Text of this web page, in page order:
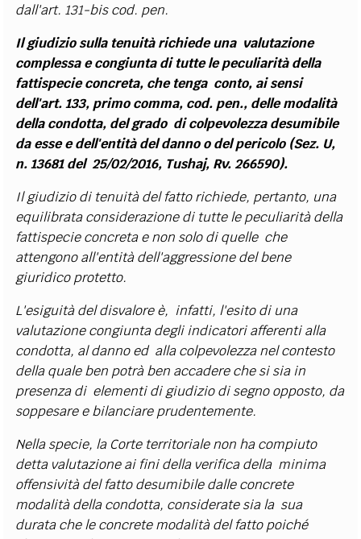
dall'art. 131-bis cod. pen.
Il giudizio sulla tenuità richiede una valutazione
complessa e congiunta di tutte le peculiarità della
fattispecie concreta, che tenga conto, ai sensi
dell'art. 133, primo comma, cod. pen., delle modalità
della condotta, del grado di colpevolezza desumibile
da esse e dell'entità del danno o del pericolo (Sez. U,
n. 13681 del 25/02/2016, Tushaj, Rv. 266590).
Il giudizio di tenuità del fatto richiede, pertanto, una
equilibrata considerazione di tutte le peculiarità della
fattispecie concreta e non solo di quelle che
attengono all'entità dell'aggressione del bene
giuridico protetto.
L'esiguità del disvalore è, infatti, l'esito di una
valutazione congiunta degli indicatori afferenti alla
condotta, al danno ed alla colpevolezza nel contesto
della quale ben potrà ben accadere che si sia in
presenza di elementi di giudizio di segno opposto, da
soppesare e bilanciare prudentemente.
Nella specie, la Corte territoriale non ha compiuto
detta valutazione ai fini della verifica della minima
offensività del fatto desumibile dalle concrete
modalità della condotta, considerate sia la sua
durata che le concrete modalità del fatto poiché